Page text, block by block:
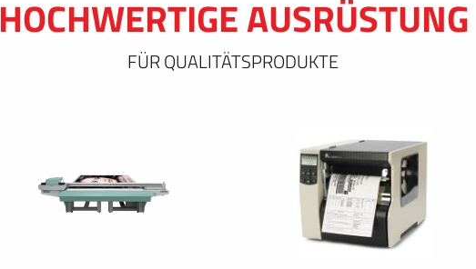
HOCHWERTIGE AUSRÜSTUNG
FÜR QUALITÄTSPRODUKTE